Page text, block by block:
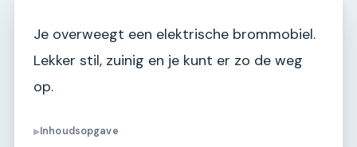
Je overweegt een elektrische brommobiel.
Lekker stil, zuinig en je kunt er zo de weg
op.
▶Inhoudsopgave